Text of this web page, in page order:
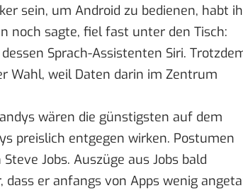
sein, um Android zu bedienen, habt
noch sagte, fiel fast unter den Tisch:
Sprach-Assistenten Siri.
Wahl, weil Daten darin im Zentrum
wären die günstigsten auf dem
preislich entgegen wirken. Postumen
Jobs. Auszüge aus Jobs bald
dass er anfangs von Apps wenig